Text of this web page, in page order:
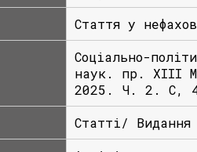
Стаття у
Соціально-
наук. пр. ХІІІ
2025. Ч. 2. С,
Статті/ Видання